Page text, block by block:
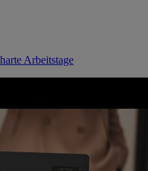
Arbeitstage